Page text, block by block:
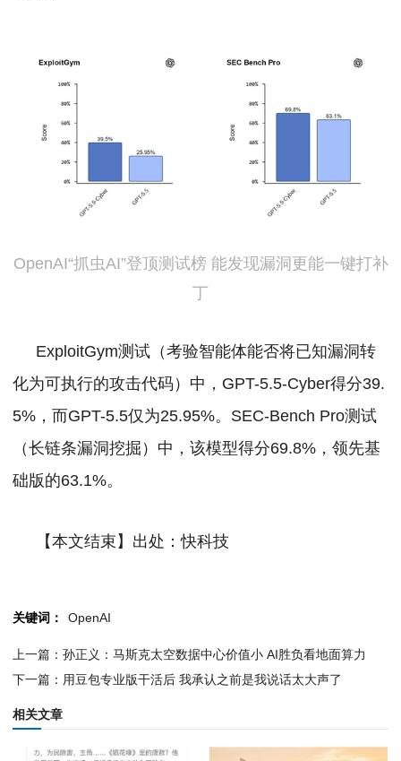
OpenAI“抓虫AI”登顶测试榜 能发现漏洞更能一键打补
丁
ExploitGym测试（考验智能体能否将已知漏洞转
化为可执行的攻击代码）中，GPT-5.5-Cyber得分39.
5%，而GPT-5.5仅为25.95%。SEC-Bench Pro测试
（长链条漏洞挖掘）中，该模型得分69.8%，领先基
础版的63.1%。
【本文结束】出处：快科技
关键词： OpenAI
上一篇：孙正义：马斯克太空数据中心价值小 AI胜负看地面算力
下一篇：用豆包专业版干活后 我承认之前是我说话太大声了
相关文章